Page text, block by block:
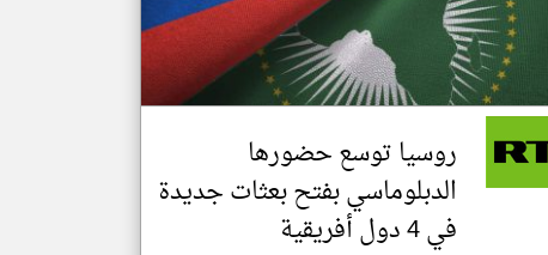
تغيير الدولة
اخبار جزر القمر على مدار الساعة
أهم اخبار جزر القمر العاجلة والمباشرة
روسيا توسع حضورها
الدبلوماسي بفتح بعثات جديدة
في 4 دول أفريقية
klyoum.com